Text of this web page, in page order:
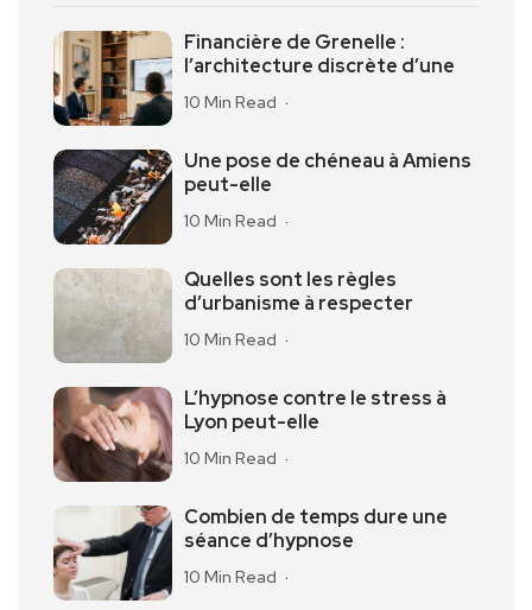
Financière de Grenelle :
l’architecture discrète d’une
10 Min Read
Une pose de chéneau à Amiens
peut-elle
10 Min Read
Quelles sont les règles
d’urbanisme à respecter
10 Min Read
L’hypnose contre le stress à
Lyon peut-elle
10 Min Read
Combien de temps dure une
séance d’hypnose
10 Min Read